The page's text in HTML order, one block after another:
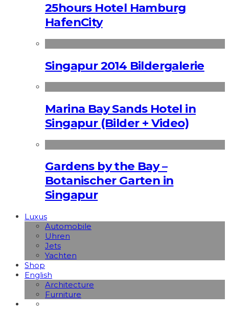
25hours Hotel Hamburg
HafenCity
Singapur 2014 Bildergalerie
Marina Bay Sands Hotel in
Singapur (Bilder + Video)
Gardens by the Bay –
Botanischer Garten in
Singapur
Luxus
Automobile
Uhren
Jets
Yachten
Shop
English
Architecture
Furniture